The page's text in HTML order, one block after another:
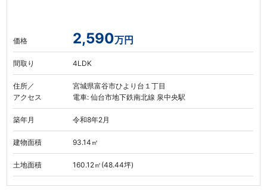
価格 2,590万円
間取り 4LDK
住所／
アクセス
宮城県富谷市ひより台１丁目
電車: 仙台市地下鉄南北線 泉中央駅
築年月 令和8年2月
建物面積 93.14㎡
土地面積 160.12㎡(48.44坪)